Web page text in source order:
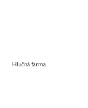
Hlučná farma